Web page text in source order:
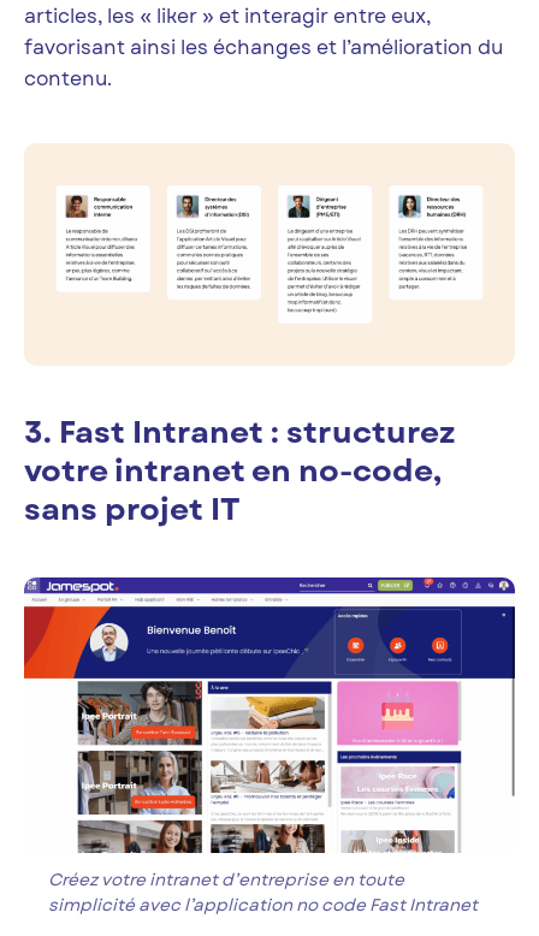
articles, les « liker » et interagir entre eux,
favorisant ainsi les échanges et l’amélioration du
contenu.
3. Fast Intranet : structurez
votre intranet en no-code,
sans projet IT
Créez votre intranet d’entreprise en toute
simplicité avec l’application no code Fast Intranet